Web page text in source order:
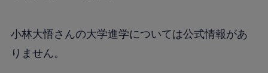
小林大悟さんの大学進学については公式情報があ
りません。